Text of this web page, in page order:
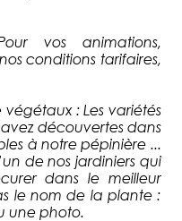
vos animations,
conditions tarifaires,
: Les variétés
découvertes dans
à notre pépinière ...
de nos jardiniers qui
dans le meilleur
le nom de la plante :
une photo.